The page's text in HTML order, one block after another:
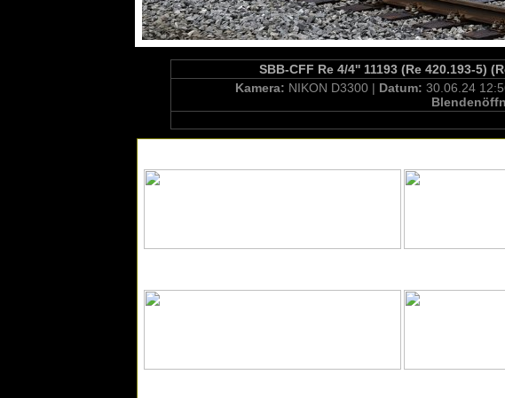
SBB-CFF Re 4/4'' 11193 (Re 420.193-5)
Kamera: NIKON D3300 | Datum: 30.06.24